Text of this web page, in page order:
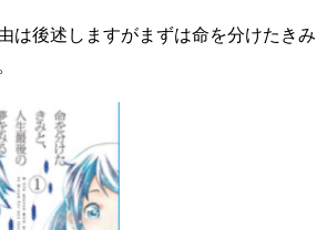
は後述しますがまずは命を分けたき